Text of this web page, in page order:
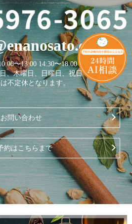
〜13:00 14:30〜18:00
、木曜日、日曜日、祝日
不定休となります。
お問い合わせ
約はこちらまで